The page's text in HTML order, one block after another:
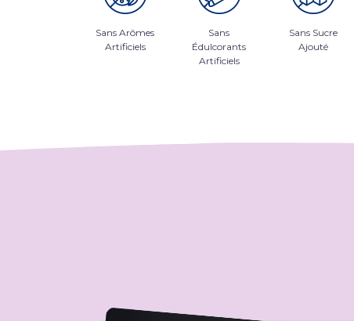
Sans Arômes
Artificiels
Sans
Édulcorants
Artificiels
Sans Sucre
Ajouté